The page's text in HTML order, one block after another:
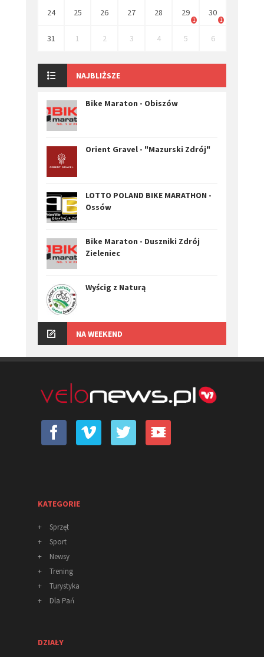
24 25 26 27 28 29
1
30
1
31 1 2 3 4 5 6
NAJBLIŻSZE
Bike Maraton - Obiszów
Orient Gravel - "Mazurski Zdrój"
LOTTO POLAND BIKE MARATHON -
Ossów
Bike Maraton - Duszniki Zdrój
Zieleniec
Wyścig z Naturą
NA WEEKEND
KATEGORIE
+
Sprzęt
+
Sport
+
Newsy
+
Trening
+
Turystyka
+
Dla Pań
DZIAŁY